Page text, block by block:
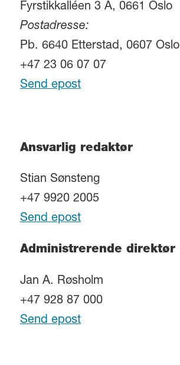
Fyrstikkalléen 3 A, 0661 Oslo
Postadresse:
Pb. 6640 Etterstad, 0607 Oslo
+47 23 06 07 07
Send epost
Ansvarlig redaktør
Stian Sønsteng
+47 9920 2005
Send epost
Administrerende direktør
Jan A. Røsholm
+47 928 87 000
Send epost